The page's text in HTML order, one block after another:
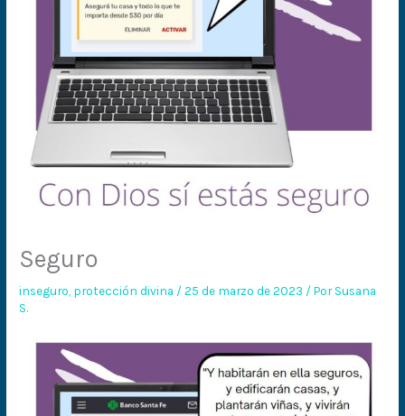
Seguro
inseguro, protección divina /25 de marzo de 2023 / PorSusana
S.